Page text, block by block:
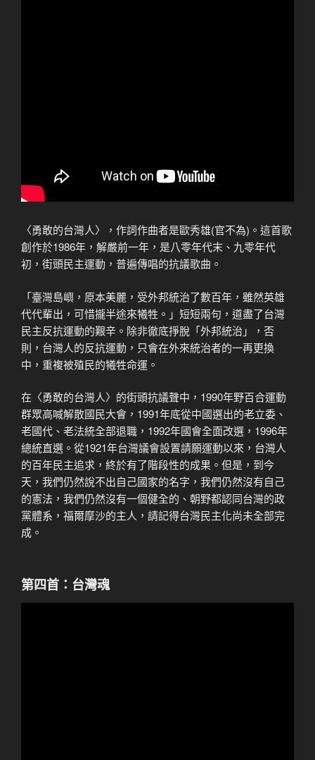
〈勇敢的台灣人〉，作詞作曲者是歐秀雄(官不為)。這首歌
創作於1986年，解嚴前一年，是八零年代末、九零年代
初，街頭民主運動，普遍傳唱的抗議歌曲。
「臺灣島嶼，原本美麗，受外邦統治了數百年，雖然英雄
代代輩出，可惜攏半途來犧牲。」短短兩句，道盡了台灣
民主反抗運動的艱辛。除非徹底掙脫「外邦統治」，否
則，台灣人的反抗運動，只會在外來統治者的一再更換
中，重複被殖民的犧牲命運。
在〈勇敢的台灣人〉的街頭抗議聲中，1990年野百合運動
群眾高喊解散國民大會，1991年底從中國選出的老立委、
老國代、老法統全部退職，1992年國會全面改選，1996年
總統直選。從1921年台灣議會設置請願運動以來，台灣人
的百年民主追求，終於有了階段性的成果。但是，到今
天，我們仍然說不出自己國家的名字，我們仍然沒有自己
的憲法，我們仍然沒有一個健全的、朝野都認同台灣的政
黨體系，福爾摩沙的主人，請記得台灣民主化尚未全部完
成。
第四首：台灣魂